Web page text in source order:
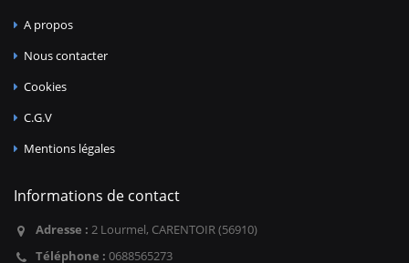
A propos
Nous contacter
Cookies
C.G.V
Mentions légales
Informations de contact
Adresse : 2 Lourmel, CARENTOIR (56910)
Téléphone : 0688565273